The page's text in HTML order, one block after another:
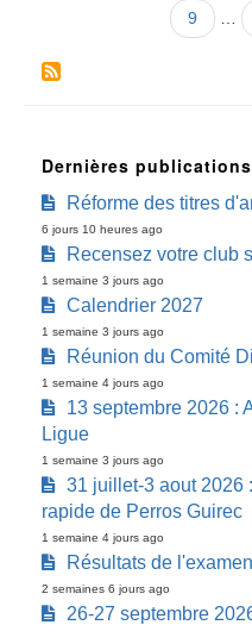
Page
9
Dernières publications
Réforme des titres
6 jours 10 heures ago
Recensez votre club
1 semaine 3 jours ago
Calendrier 2027
1 semaine 3 jours ago
Réunion du Comité
1 semaine 4 jours ago
13 septembre 2026 :
Ligue
1 semaine 3 jours ago
31 juillet-3 aout 2026
rapide de Perros Guirec
1 semaine 4 jours ago
Résultats de
2 semaines 6 jours ago
26-27 septembre